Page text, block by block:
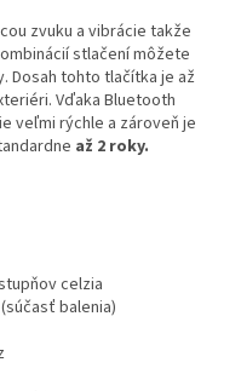
zvuku a vibrácie takže
stlačení môžete
Dosah tohto tlačítka je až
Vďaka Bluetooth
veľmi rýchle a zároveň je
až 2 roky.
celzia
balenia)